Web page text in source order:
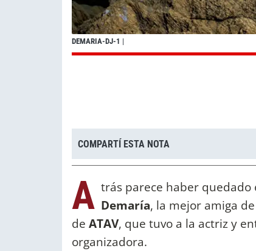
DEMARIA-DJ-1 |
COMPARTÍ ESTA NOTA
A trás parece haber
Demaría, la mejor amiga de
de ATAV, que tuvo a la actriz y
organizadora.